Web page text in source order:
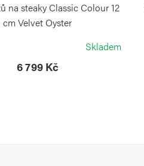
na steaky Classic Colour 12
cm Velvet Oyster
Skladem
6 799 Kč